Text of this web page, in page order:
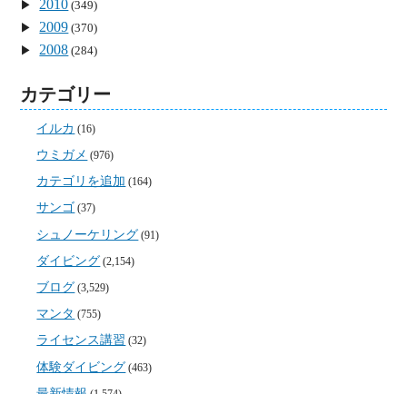
2010 (349)
2009 (370)
2008 (284)
カテゴリー
イルカ (16)
ウミガメ (976)
カテゴリを追加 (164)
サンゴ (37)
シュノーケリング (91)
ダイビング (2,154)
ブログ (3,529)
マンタ (755)
ライセンス講習 (32)
体験ダイビング (463)